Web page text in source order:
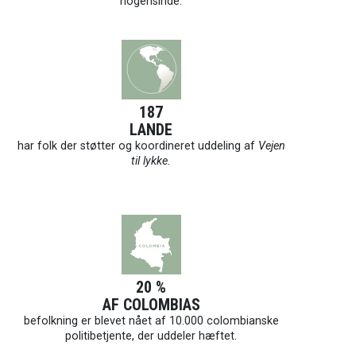
187
LANDE
har folk der støtter og koordineret uddeling af Vejen
til lykke.
20 %
AF COLOMBIAS
befolkning er blevet nået af 10.000 colombianske
politibetjente, der uddeler hæftet.